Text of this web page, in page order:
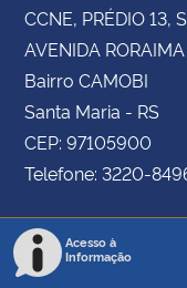
CCNE, PRÉDIO 13,
AVENIDA
Bairro CAMOBI
Santa Maria - RS
CEP: 97105900
Telefone: 3220-
Acesso à
Informação